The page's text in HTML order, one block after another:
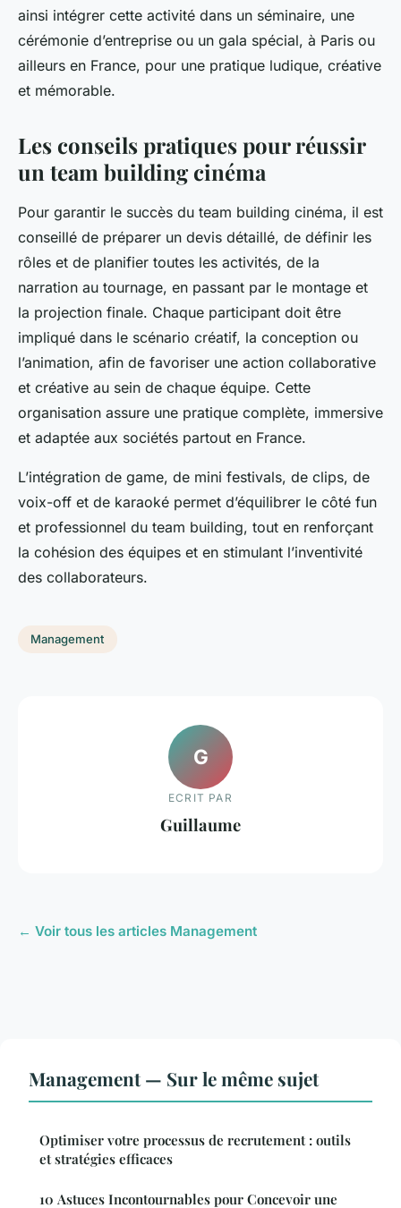
ainsi intégrer cette activité dans un séminaire, une
cérémonie d’entreprise ou un gala spécial, à Paris ou
ailleurs en France, pour une pratique ludique, créative
et mémorable.
Les conseils pratiques pour réussir
un team building cinéma
Pour garantir le succès du team building cinéma, il est
conseillé de préparer un devis détaillé, de définir les
rôles et de planifier toutes les activités, de la
narration au tournage, en passant par le montage et
la projection finale. Chaque participant doit être
impliqué dans le scénario créatif, la conception ou
l’animation, afin de favoriser une action collaborative
et créative au sein de chaque équipe. Cette
organisation assure une pratique complète, immersive
et adaptée aux sociétés partout en France.
L’intégration de game, de mini festivals, de clips, de
voix-off et de karaoké permet d’équilibrer le côté fun
et professionnel du team building, tout en renforçant
la cohésion des équipes et en stimulant l’inventivité
des collaborateurs.
Management
G
ECRIT PAR
Guillaume
← Voir tous les articles Management
Management — Sur le même sujet
Optimiser votre processus de recrutement : outils
et stratégies efficaces
10 Astuces Incontournables pour Concevoir une